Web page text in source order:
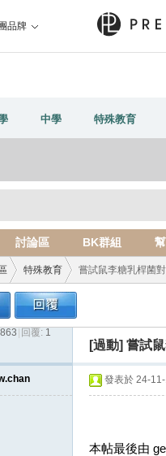
品牌
中學 特殊教育
討論區 BK群組
›
特殊教育 嘗試鼠李糖乳桿菌
回覆: 1
[過動] 嘗試
發表於 24-
本帖最後由